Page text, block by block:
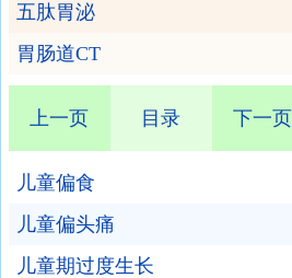
五肽胃泌
胃肠道CT
上一页 目录 下一页
儿童偏食
儿童偏头痛
儿童期过度生长